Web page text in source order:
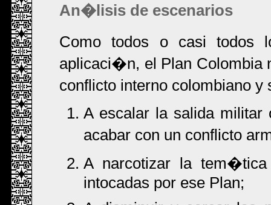
An�lisis de escenarios
Como todos o casi todos
aplicaci�n, el Plan Colombia
conflicto interno colombiano
A escalar la salida
acabar con un conflicto
A narcotizar la
intocadas por ese Plan;